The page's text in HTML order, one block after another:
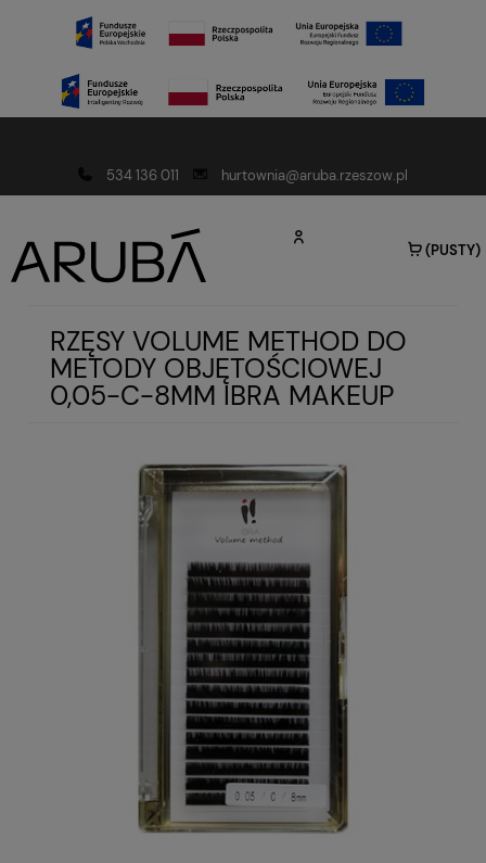
534 136 011
hurtownia@aruba.rzeszow.pl
(PUSTY)
RZĘSY VOLUME METHOD DO
METODY OBJĘTOŚCIOWEJ
0,05-C-8MM IBRA MAKEUP